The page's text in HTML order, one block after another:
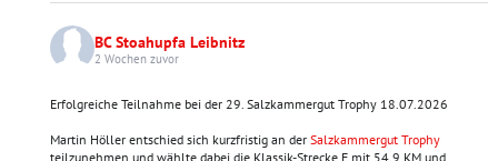
BC Stoahupfa Leibnitz
2 Wochen zuvor
Erfolgreiche Teilnahme bei der 29. Salzkammergut Trophy 18.07.2026
Martin Höller entschied sich kurzfristig an der Salzkammergut Trophy
teilzunehmen und wählte dabei die Klassik-Strecke E mit 54,9 KM und